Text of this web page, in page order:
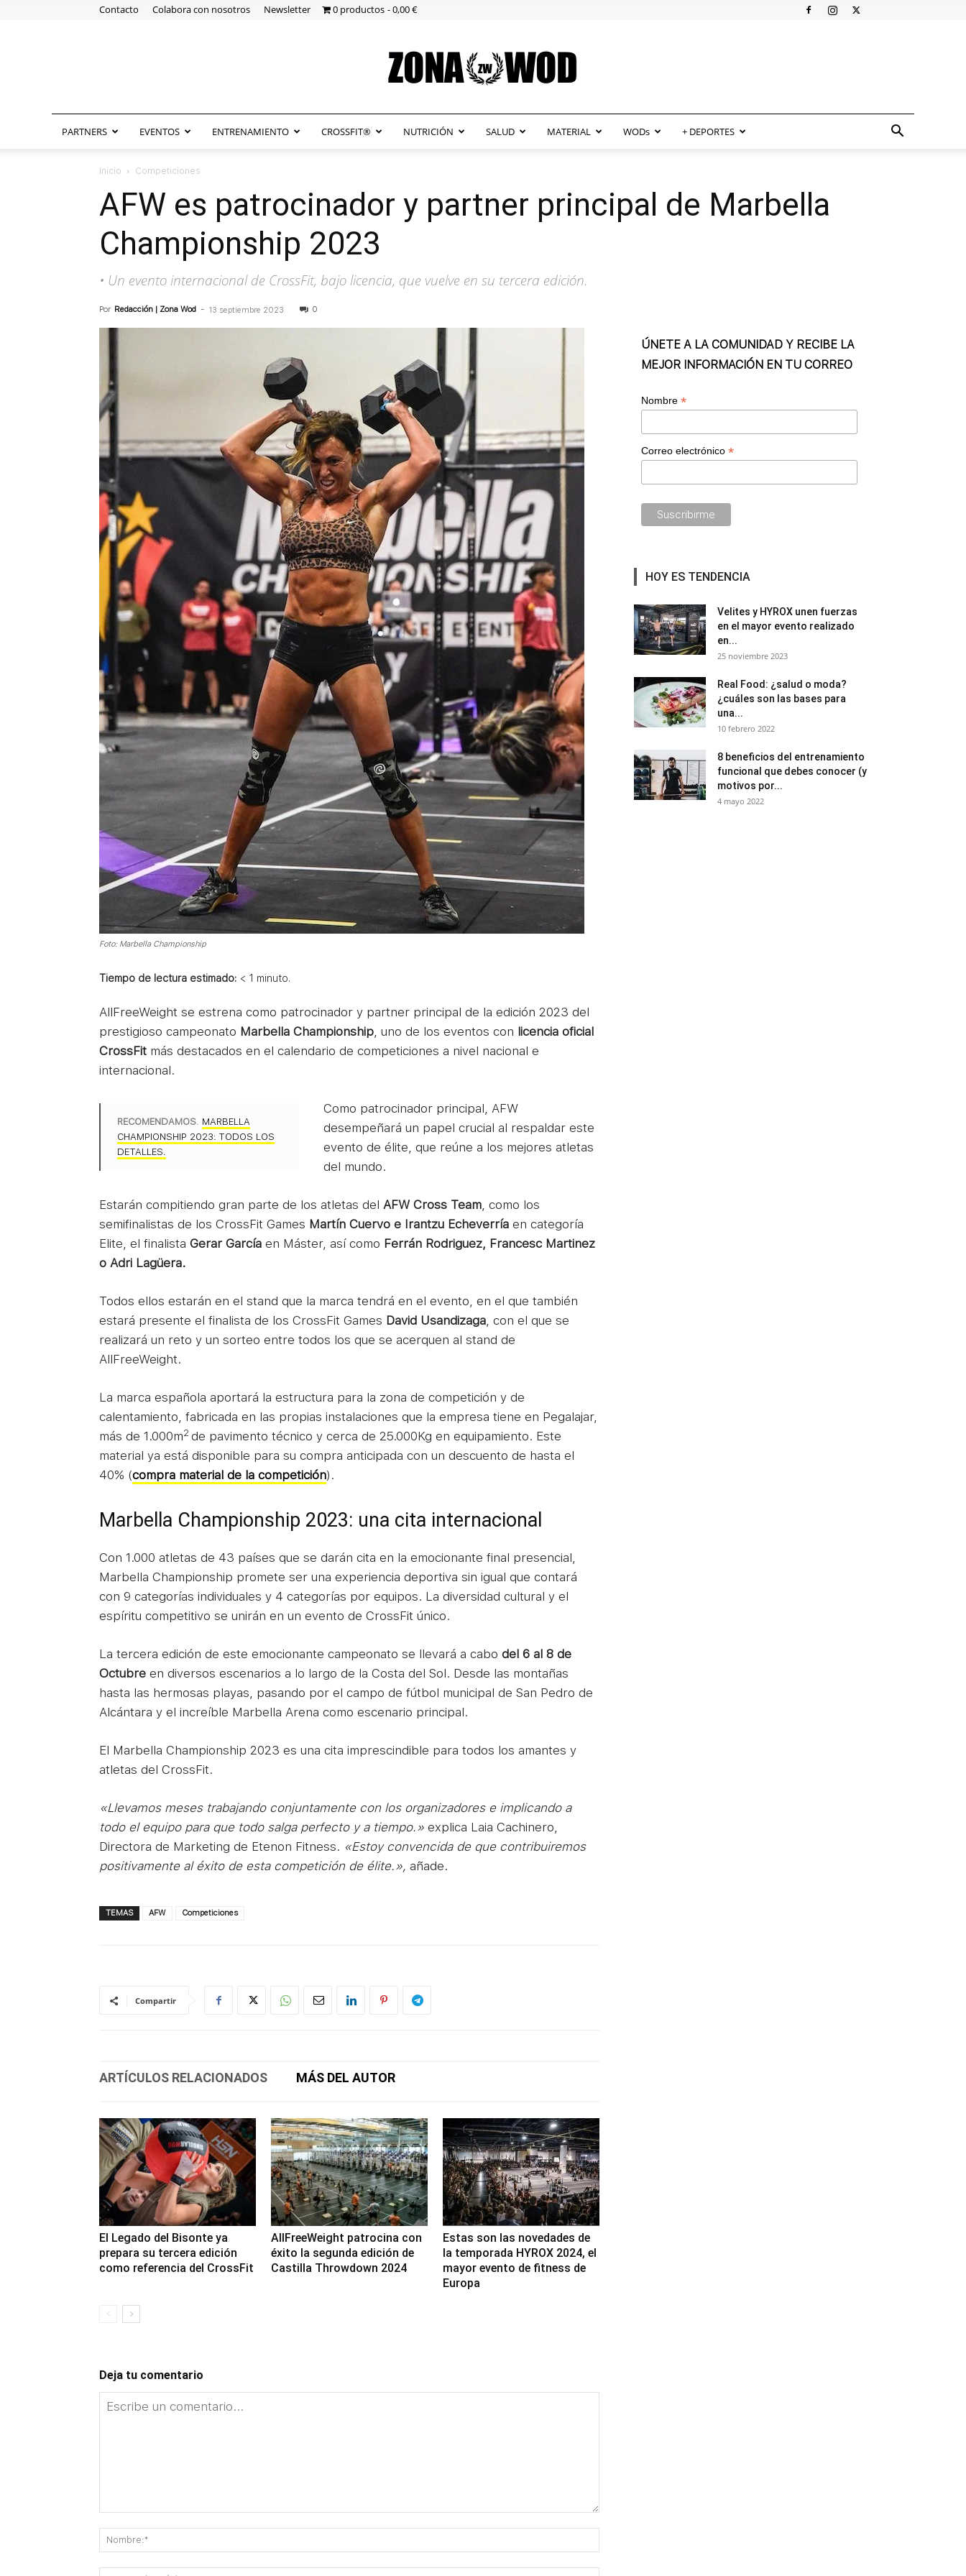
Contacto Colabora con nosotros Newsletter 0 productos 0,00 €
ZonaWOD
PARTNERS EVENTOS ENTRENAMIENTO CROSSFIT® NUTRICIÓN SALUD MATERIAL WODs + DEPORTES
Inicio Competiciones
AFW es patrocinador y partner principal de Marbella
Championship 2023
• Un evento internacional de CrossFit, bajo licencia, que vuelve en su tercera edición.
Por Redacción | Zona Wod - 13 septiembre 2023 0
Foto: Marbella Championship
Tiempo de lectura estimado: < 1 minuto.
AllFreeWeight se estrena como patrocinador y partner principal de la edición 2023 del
prestigioso campeonato Marbella Championship, uno de los eventos con licencia oficial
CrossFit más destacados en el calendario de competiciones a nivel nacional e
internacional.
RECOMENDAMOS. MARBELLA
CHAMPIONSHIP 2023: TODOS LOS
DETALLES.
Como patrocinador principal, AFW
desempeñará un papel crucial al respaldar este
evento de élite, que reúne a los mejores atletas
del mundo.
Estarán compitiendo gran parte de los atletas del AFW Cross Team, como los
semifinalistas de los CrossFit Games Martín Cuervo e Irantzu Echeverría en categoría
Elite, el finalista Gerar García en Máster, así como Ferrán Rodriguez, Francesc Martinez
o Adri Lagüera.
Todos ellos estarán en el stand que la marca tendrá en el evento, en el que también
estará presente el finalista de los CrossFit Games David Usandizaga, con el que se
realizará un reto y un sorteo entre todos los que se acerquen al stand de
AllFreeWeight.
La marca española aportará la estructura para la zona de competición y de
calentamiento, fabricada en las propias instalaciones que la empresa tiene en Pegalajar,
más de 1.000m2 de pavimento técnico y cerca de 25.000Kg en equipamiento. Este
material ya está disponible para su compra anticipada con un descuento de hasta el
40% (compra material de la competición).
Marbella Championship 2023: una cita internacional
Con 1.000 atletas de 43 países que se darán cita en la emocionante final presencial,
Marbella Championship promete ser una experiencia deportiva sin igual que contará
con 9 categorías individuales y 4 categorías por equipos. La diversidad cultural y el
espíritu competitivo se unirán en un evento de CrossFit único.
La tercera edición de este emocionante campeonato se llevará a cabo del 6 al 8 de
Octubre en diversos escenarios a lo largo de la Costa del Sol. Desde las montañas
hasta las hermosas playas, pasando por el campo de fútbol municipal de San Pedro de
Alcántara y el increíble Marbella Arena como escenario principal.
El Marbella Championship 2023 es una cita imprescindible para todos los amantes y
atletas del CrossFit.
«Llevamos meses trabajando conjuntamente con los organizadores e implicando a
todo el equipo para que todo salga perfecto y a tiempo.» explica Laia Cachinero,
Directora de Marketing de Etenon Fitness. «Estoy convencida de que contribuiremos
positivamente al éxito de esta competición de élite.», añade.
TEMAS AFW Competiciones
Compartir
ARTÍCULOS RELACIONADOS MÁS DEL AUTOR
El Legado del Bisonte ya
prepara su tercera edición
como referencia del CrossFit
AllFreeWeight patrocina con
éxito la segunda edición de
Castilla Throwdown 2024
Estas son las novedades de
la temporada HYROX 2024, el
mayor evento de fitness de
Europa
Deja tu comentario
ÚNETE A LA COMUNIDAD Y RECIBE LA
MEJOR INFORMACIÓN EN TU CORREO
Nombre *
Correo electrónico *
HOY ES TENDENCIA
Velites y HYROX unen fuerzas
en el mayor evento realizado
en...
25 noviembre 2023
Real Food: ¿salud o moda?
¿cuáles son las bases para
una...
10 febrero 2022
8 beneficios del entrenamiento
funcional que debes conocer (y
motivos por...
4 mayo 2022